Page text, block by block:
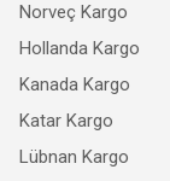
Norveç Kargo
Hollanda Kargo
Kanada Kargo
Katar Kargo
Lübnan Kargo